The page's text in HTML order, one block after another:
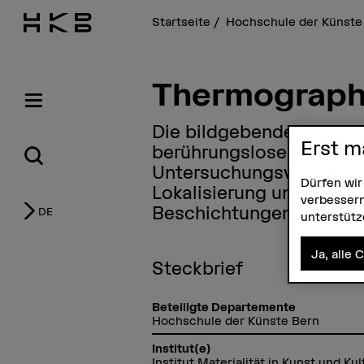
DE
Startseite Hochschule der
Die bildgebende
berührungsloses und
Lokalisierung und
Beschichtungen
Steckbrief
Beteiligte Departemente
Hochschule der Künste Bern
Institut(e)
Erst
Dürfen
Ja, alle